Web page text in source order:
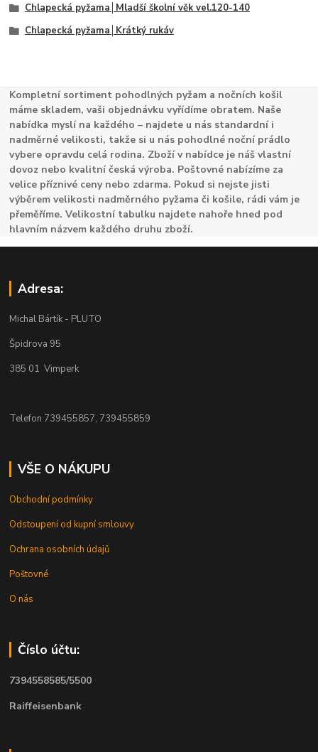
Chlapecká pyžama│Mladší školní věk vel.120-140
Chlapecká pyžama│Krátký rukáv
Kompletní sortiment pohodlných pyžam a nočních košil
máme skladem, vaši objednávku vyřídíme obratem. Naše
nabídka myslí na každého – najdete u nás standardní i
nadměrné velikosti, takže si u nás pohodlné noční prádlo
vybere opravdu celá rodina. Zboží v nabídce je náš vlastní
dovoz nebo kvalitní česká výroba. Poštovné nabízíme za
velice příznivé ceny nebo zdarma. Pokud si nejste jisti
výběrem velikosti nadměrného pyžama či košile, rádi vám je
přeměříme. Velikostní tabulku najdete nahoře hned pod
hlavním názvem každého druhu zboží.
Adresa:
Michal Bártík - PLUTO
Špidrova 95
385 01 Vimperk
Telefon 739455857, 739455859
VŠE O NÁKUPU
Obchodní podmínky
Odstoupení od kupní smlouvy
Ochrana osobních údajů
Poštovné
O nás
Číslo účtu:
7394558585/5500
Raiffeisenbank